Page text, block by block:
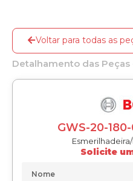
Voltar para todas as
Detalhamento das Peças
GWS-20-180-
Solicite